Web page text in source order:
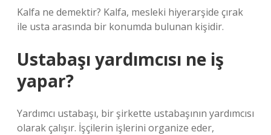
Kalfa ne demektir? Kalfa, mesleki hiyerarşide çırak
ile usta arasında bir konumda bulunan kişidir.
Ustabaşı yardımcısı ne iş
yapar?
Yardımcı ustabaşı, bir şirkette ustabaşının yardımcısı
olarak çalışır. İşçilerin işlerini organize eder,